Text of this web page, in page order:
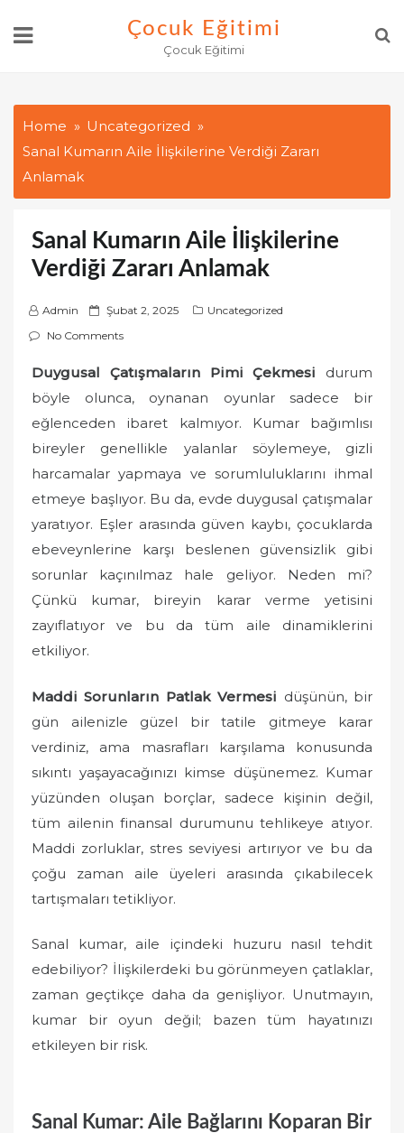
Çocuk Eğitimi
Çocuk Eğitimi
Home
Uncategorized
Sanal Kumarın Aile İlişkilerine Verdiği Zararı
Anlamak
Sanal Kumarın Aile İlişkilerine
Verdiği Zararı Anlamak
Admin
P
o
t
e
d
Şubat 2, 2025
Uncategorized
No Comments
Duygusal Çatışmaların Pimi Çekmesi durum
böyle olunca, oynanan oyunlar sadece bir
eğlenceden ibaret kalmıyor. Kumar bağımlısı
bireyler genellikle yalanlar söylemeye, gizli
harcamalar yapmaya ve sorumluluklarını ihmal
etmeye başlıyor. Bu da, evde duygusal çatışmalar
yaratıyor. Eşler arasında güven kaybı, çocuklarda
ebeveynlerine karşı beslenen güvensizlik gibi
sorunlar kaçınılmaz hale geliyor. Neden mi?
Çünkü kumar, bireyin karar verme yetisini
zayıflatıyor ve bu da tüm aile dinamiklerini
etkiliyor.
Maddi Sorunların Patlak Vermesi düşünün, bir
gün ailenizle güzel bir tatile gitmeye karar
verdiniz, ama masrafları karşılama konusunda
sıkıntı yaşayacağınızı kimse düşünemez. Kumar
yüzünden oluşan borçlar, sadece kişinin değil,
tüm ailenin finansal durumunu tehlikeye atıyor.
Maddi zorluklar, stres seviyesi artırıyor ve bu da
çoğu zaman aile üyeleri arasında çıkabilecek
tartışmaları tetikliyor.
Sanal kumar, aile içindeki huzuru nasıl tehdit
edebiliyor? İlişkilerdeki bu görünmeyen çatlaklar,
zaman geçtikçe daha da genişliyor. Unutmayın,
kumar bir oyun değil; bazen tüm hayatınızı
etkileyen bir risk.
Sanal Kumar: Aile Bağlarını Koparan Bir